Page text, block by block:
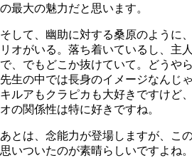
の最大の魅力だと思います。
そして、幽助に対する桑原のように
リオがいる。落ち着いているし、主
で、でもどこか抜けていて。どうや
先生の中では長身のイメージなんじ
キルアもクラピカも大好きですけど
オの関係性は特に好きですね。
あとは、念能力が登場しますが、こ
思いついたのが素晴らしいですよね